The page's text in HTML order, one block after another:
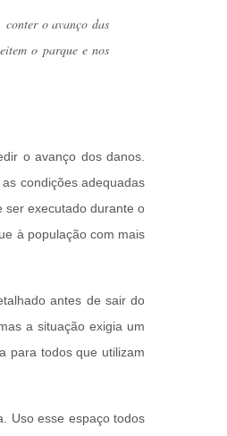
conter o avanço das
o parque e nos
o avanço dos danos.
condições adequadas
ser executado durante o
à população com mais
antes de sair do
a situação exigia um
para todos que utilizam
Uso esse espaço todos